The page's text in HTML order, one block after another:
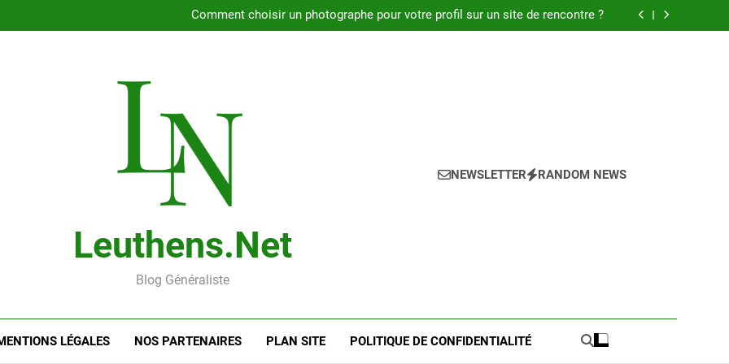
Comment choisir un photographe pour votre profil sur un site de rencontre ?
Guide pratique pour l’achat de LMNP d’occasion
Leuthens.net
Blog Généraliste
NEWSLETTER RANDOM NEWS
LÉGALES NOS PARTENAIRES PLAN SITE POLITIQUE DE CONFIDENTIALITÉ